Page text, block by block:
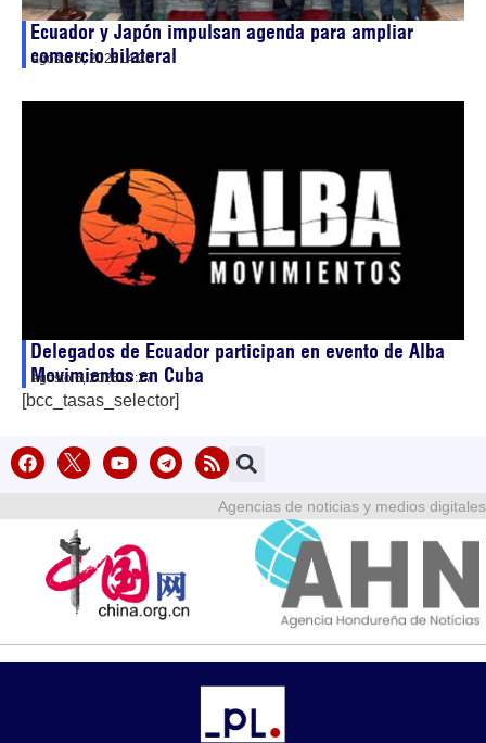
Ecuador y Japón impulsan agenda para ampliar
comercio bilateral
agosto 6, 202614:20
Delegados de Ecuador participan en evento de Alba
Movimientos en Cuba
agosto 6, 202613:27
[bcc_tasas_selector]
Agencias de noticias y medios digitales